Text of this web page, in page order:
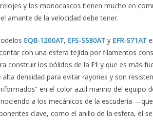
y los monocascos tienen mucho en
amante de la velocidad debe tener.
EQB-1200AT, EFS-S580AT y EFR-571AT
con una esfera tejida por filamentos
construir los bólidos de la F1 y que es más
densidad para evitar rayones y son
en el color azul marino del equipo
a los mecánicos de la escudería
clave, como el anillo de la esfera, el